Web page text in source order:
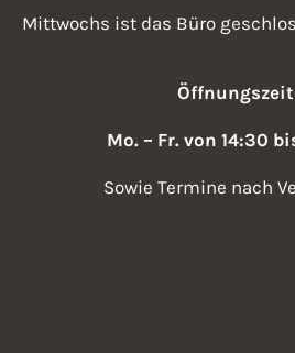
Mittwochs ist das Büro
Mo. – Fr. von 14:30
Sowie Termine nach